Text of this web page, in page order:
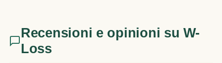
Recensioni e opinioni su W-
Loss